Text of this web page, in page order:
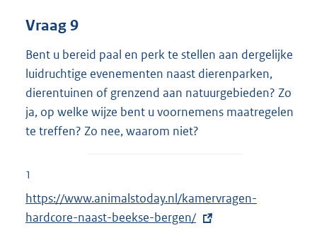
Vraag 9
Bent u bereid paal en perk te stellen aan dergelijke
luidruchtige evenementen naast dierenparken,
dierentuinen of grenzend aan natuurgebieden? Zo
ja, op welke wijze bent u voornemens maatregelen
te treffen? Zo nee, waarom niet?
1
E
x
https://www.animalstoday.nl/kamervragen-
hardcore-naast-beekse-bergen/